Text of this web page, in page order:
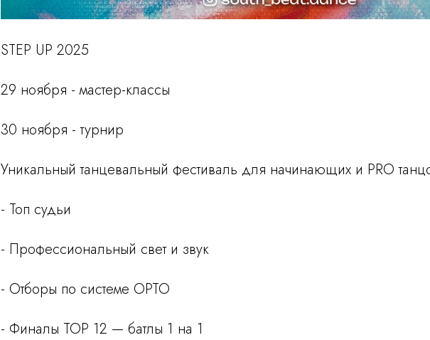
STEP UP 2025
29 ноября - мастер-классы
30 ноября - турнир
Уникальный танцевальный фестиваль для начинающих и PRO
- Топ судьи
- Профессиональный свет и звук
- Отборы по системе ОРТО
- Финалы TOP 12 — батлы 1 на 1